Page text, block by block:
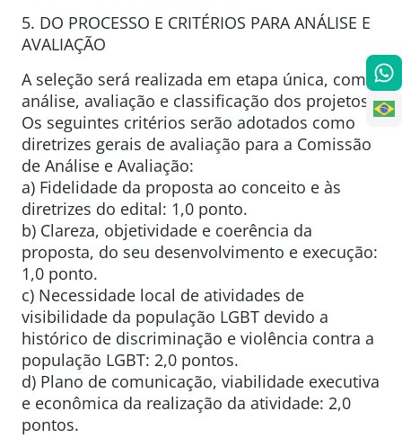
5. DO PROCESSO E CRITÉRIOS PARA ANÁLISE E
AVALIAÇÃO
A seleção será realizada em etapa única, com a
análise, avaliação e classificação dos projetos.
Os seguintes critérios serão adotados como
diretrizes gerais de avaliação para a Comissão
de Análise e Avaliação:
a) Fidelidade da proposta ao conceito e às
diretrizes do edital: 1,0 ponto.
b) Clareza, objetividade e coerência da
proposta, do seu desenvolvimento e execução:
1,0 ponto.
c) Necessidade local de atividades de
visibilidade da população LGBT devido a
histórico de discriminação e violência contra a
população LGBT: 2,0 pontos.
d) Plano de comunicação, viabilidade executiva
e econômica da realização da atividade: 2,0
pontos.